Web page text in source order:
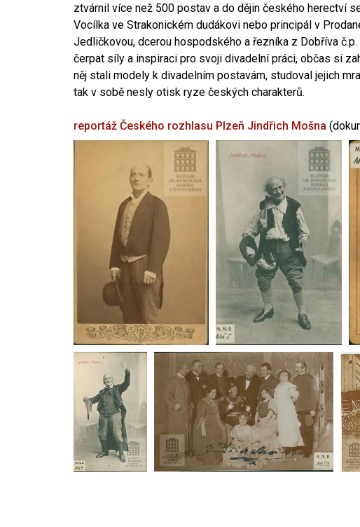
ztvárnil více než 500 postav a do dějin českého herectví
Vocílka ve Strakonickém dudákovi nebo principál v
Jedličkovou, dcerou hospodského a řezníka z Dobříva
čerpat síly a inspiraci pro svoji divadelní práci, občas si
něj stali modely k divadelním postavám, studoval jejich
tak v sobě nesly otisk ryze českých charakterů.
reportáž Českého rozhlasu Plzeň Jindřich Mošna